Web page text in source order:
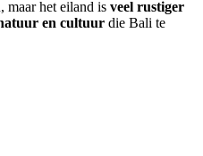
maar het eiland is veel rustiger
en cultuur die Bali te